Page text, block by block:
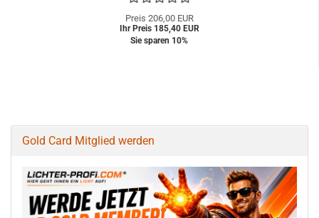
Preis 206,00 EUR
Ihr Preis 185,40 EUR
Sie sparen 10%
Gold Card Mitglied werden